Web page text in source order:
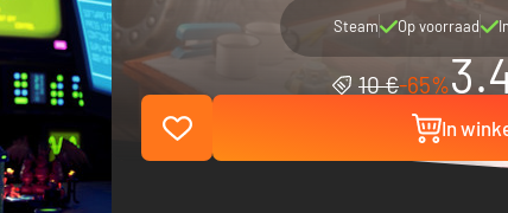
Steam Op voorraad
10 €-65%
In